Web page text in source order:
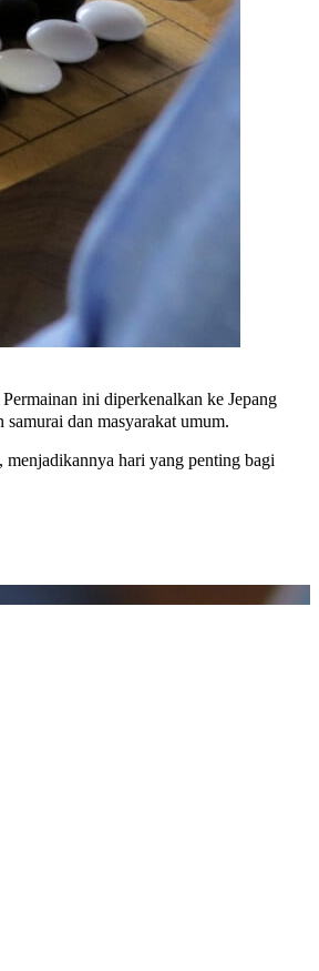
ini diperkenalkan ke Jepang
dan masyarakat umum.
hari yang penting bagi